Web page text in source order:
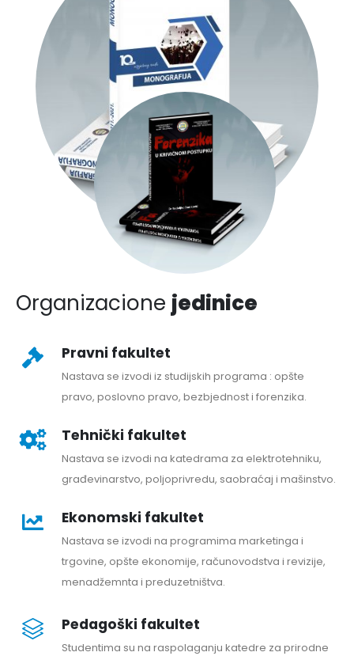
Organizacione jedinice
Pravni fakultet
Nastava se izvodi iz studijskih programa : opšte
pravo, poslovno pravo, bezbjednost i forenzika.
Tehnički fakultet
Nastava se izvodi na katedrama za elektrotehniku,
građevinarstvo, poljoprivredu, saobraćaj i mašinstvo.
Ekonomski fakultet
Nastava se izvodi na programima marketinga i
trgovine, opšte ekonomije, računovodstva i revizije,
menadžemnta i preduzetništva.
Pedagoški fakultet
Studentima su na raspolaganju katedre za prirodne